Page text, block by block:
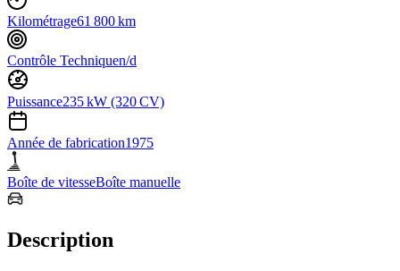
Kilométrage61 800 km
Contrôle Techniquen/d
Puissance235 kW (320 CV)
Année de fabrication1975
Boîte de vitesseBoîte manuelle
Description